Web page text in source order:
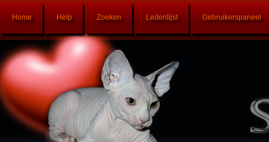
Home Help Zoeken Ledenlijst Gebruikerspaneel